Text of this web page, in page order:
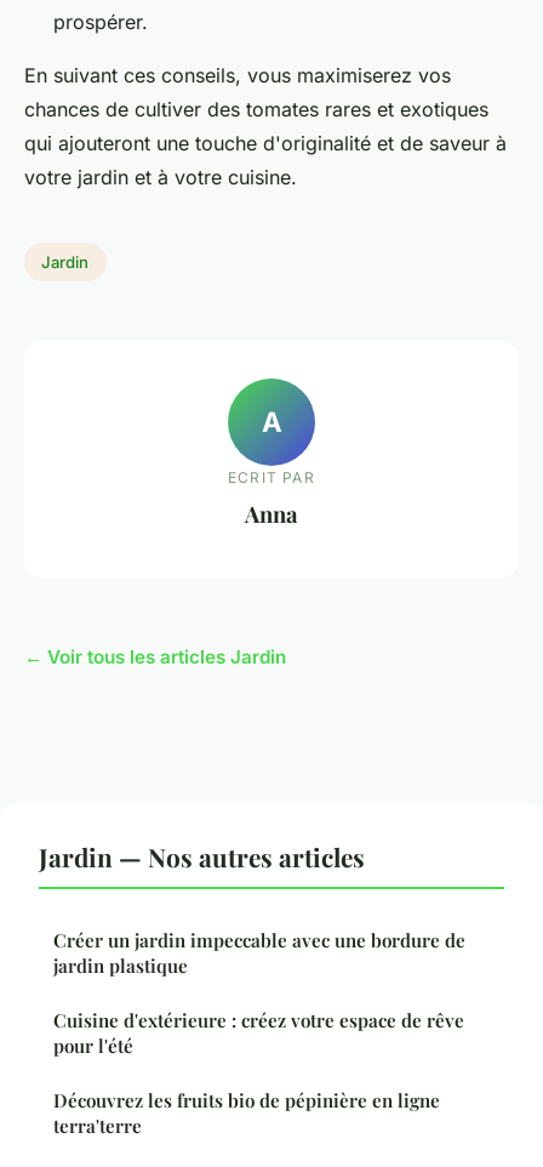
prospérer.
En suivant ces conseils, vous maximiserez vos
chances de cultiver des tomates rares et exotiques
qui ajouteront une touche d'originalité et de saveur à
votre jardin et à votre cuisine.
Jardin
A
ECRIT PAR
Anna
← Voir tous les articles Jardin
Jardin — Nos autres articles
Créer un jardin impeccable avec une bordure de
jardin plastique
Cuisine d'extérieure : créez votre espace de rêve
pour l'été
Découvrez les fruits bio de pépinière en ligne
terra'terre